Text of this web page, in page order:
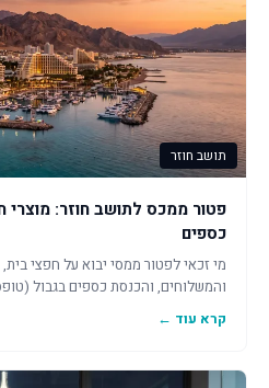
תושב חוזר
פטור ממכס לתושב חוזר:
כספים
מי זכאי לפטור ממסי יבוא על חפצי
והמשלוחים, והכנסת כספים בגבול (טופס
קרא עוד ←